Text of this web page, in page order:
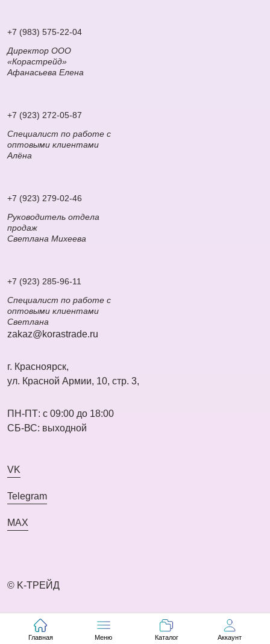
+7 (983) 575-22-04
Директор ООО
«Корастрейд»
Афанасьева Елена
+7 (923) 272-05-87
Специалист по работе с
оптовыми клиентами
Алёна
+7 (923) 279-02-46
Руководитель отдела
продаж
Светлана Михеева
+7 (923) 285-96-11
Специалист по работе с
оптовыми клиентами
Светлана
zakaz@korastrade.ru
г. Красноярск,
ул. Красной Армии, 10, стр. 3,
ПН-ПТ: с 09:00 до 18:00
СБ-ВС: выходной
VK
Telegram
MAX
© K-ТРЕЙД
Главная Меню Каталог Аккаунт